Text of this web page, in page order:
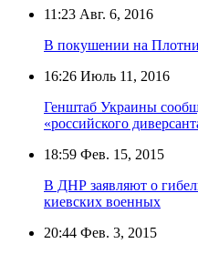
11:23 Авг. 6, 2016
В покушении на
16:26 Июль 11, 2016
Генштаб Украины
«российского
18:59 Фев. 15, 2015
В ДНР заявляют о
киевских военных
20:44 Фев. 3, 2015